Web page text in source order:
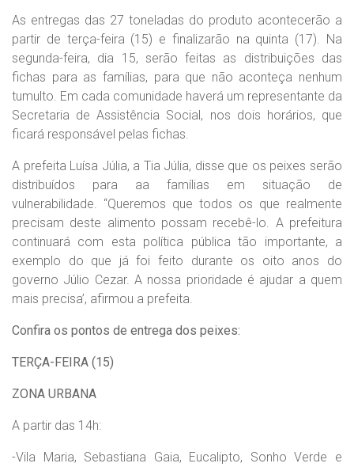
As entregas das 27 toneladas do produto acontecerão a
partir de terça-feira (15) e finalizarão na quinta (17). Na
segunda-feira, dia 15, serão feitas as distribuições das
fichas para as famílias, para que não aconteça nenhum
tumulto. Em cada comunidade haverá um representante da
Secretaria de Assistência Social, nos dois horários, que
ficará responsável pelas fichas.
A prefeita Luísa Júlia, a Tia Júlia, disse que os peixes serão
distribuídos para aa famílias em situação de
vulnerabilidade. “Queremos que todos os que realmente
precisam deste alimento possam recebê-lo. A prefeitura
continuará com esta política pública tão importante, a
exemplo do que já foi feito durante os oito anos do
governo Júlio Cezar. A nossa prioridade é ajudar a quem
mais precisa’, afirmou a prefeita.
Confira os pontos de entrega dos peixes:
TERÇA-FEIRA (15)
ZONA URBANA
A partir das 14h:
-Vila Maria, Sebastiana Gaia, Eucalipto, Sonho Verde e